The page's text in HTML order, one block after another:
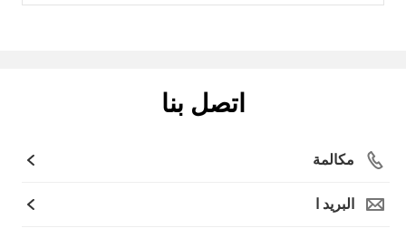
اتصل بنا
مكالمة
البريد ا